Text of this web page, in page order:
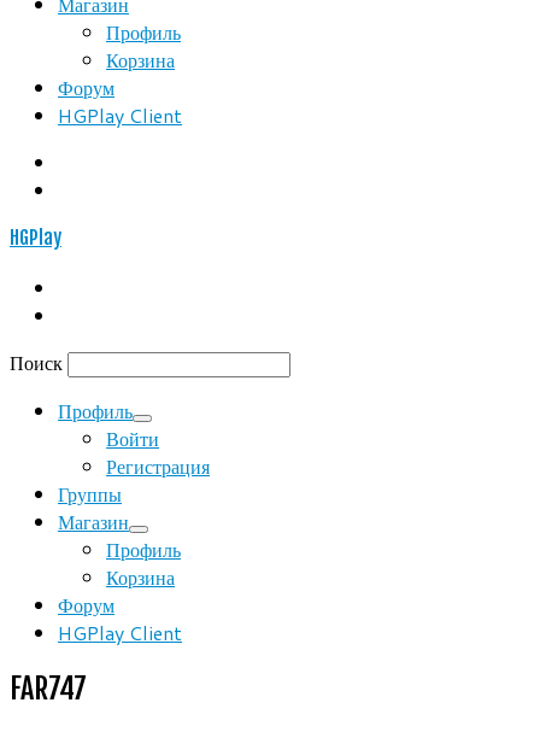
Профиль
Корзина
Форум
HGPlay Client
HGPlay
Поиск
Профиль
Войти
Регистрация
Группы
Магазин
Профиль
Корзина
Форум
HGPlay Client
FAR747